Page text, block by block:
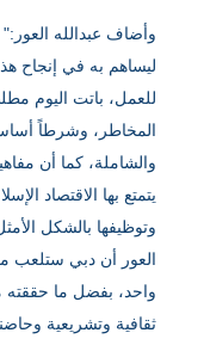
وأضاف عبدالله
ليساهم به في إنجاح
للعمل، باتت اليوم
المخاطر، وشرطاً
والشاملة، كما أن
يتمتع بها الاقتصاد
وتوظيفها بالشكل
العور أن دبي ستلعب
واحد، بفضل ما
ثقافية وتشريعية